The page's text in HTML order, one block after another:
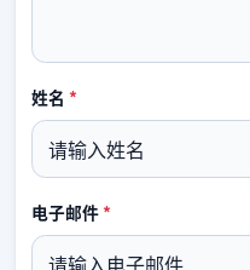
姓名 *必填
电子邮件*必填